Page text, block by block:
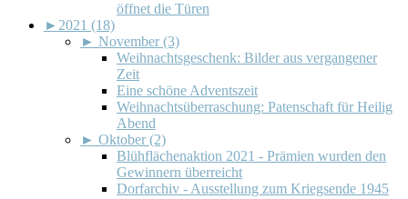
öffnet die Türen
► 2021 (18)
► November (3)
Weihnachtsgeschenk: Bilder aus vergangener
Zeit
Eine schöne Adventszeit
Weihnachtsüberraschung: Patenschaft für Heilig
Abend
► Oktober (2)
Blühflächenaktion 2021 - Prämien wurden den
Gewinnern überreicht
Dorfarchiv - Ausstellung zum Kriegsende 1945